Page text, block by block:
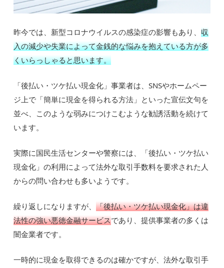
昨今では、新型コロナウイルスの感染症の影響もあり、収
入の減少や失業によって金銭的な悩みを抱えている方が多
くいらっしゃると思います。
「後払い・ツケ払い現金化」事業者は、SNSやホームペー
ジ上で「簡単に現金を得られる方法」といった宣伝文句を
並べ、このような弱みにつけこむような勧誘活動を続けて
います。
実際に国民生活センターや警察には、「後払い・ツケ払い
現金化」の利用によって法外な取引手数料を要求された人
からの問い合わせも多いようです。
繰り返しになりますが、「後払い・ツケ払い現金化」は違
法性の強い悪徳金融サービスであり、提供事業者の多くは
闇金業者です。
一時的に現金を取得できるのは確かですが、法外な取引手